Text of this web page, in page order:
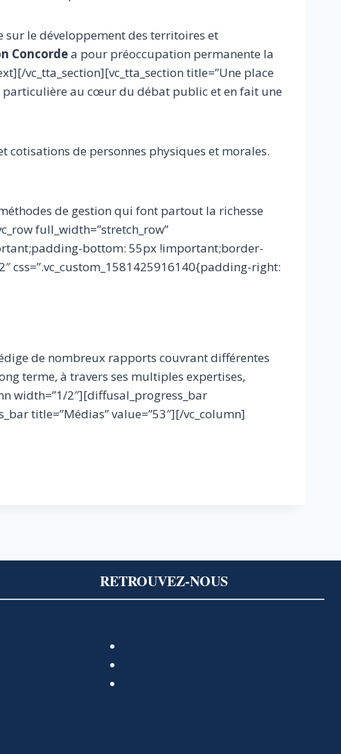
sur le développement des territoires et
Concordea pour préoccupation permanente la
vc_tta_section][vc_tta_section title=”Une place
particulière au cœur du débat public et en fait une
de personnes physiques et morales.
de gestion qui font partout la richesse
full_width=”stretch_row”
bottom: 55px !important;border-
right:
de nombreux rapports couvrant différentes
terme, à travers ses multiples expertises,
width=”1/2″][diffusal_progress_bar
title=”Médias” value=”53″][/vc_column]
RETROUVEZ-NOUS